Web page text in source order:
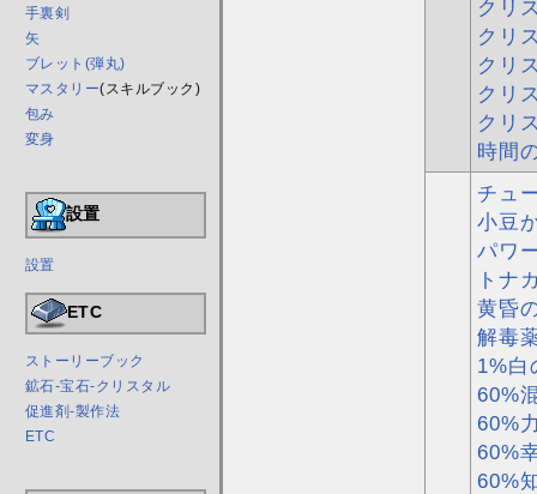
手裏剣
矢
ブレット(弾丸)
マスタリー(スキルブック)
包み
変身
設置
設置
ETC
ストーリーブック
鉱石-宝石-クリスタル
促進剤-製作法
ETC
クリ
クリ
クリ
クリ
クリ
時間
チュ
小豆
パワ
トナ
黄昏
解毒
1%白
60%
60%
60%
60%